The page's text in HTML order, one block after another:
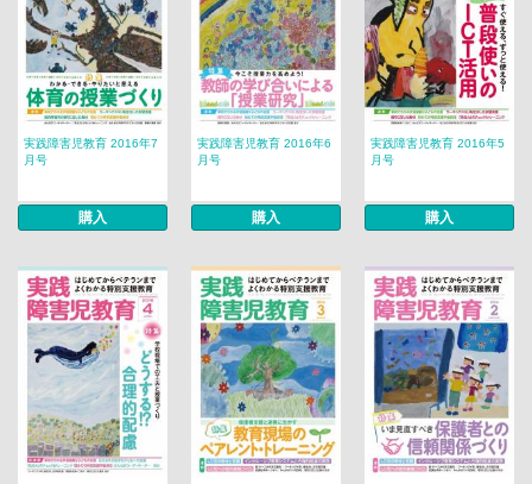
実践障害児教育 2016年7
月号
購入
実践障害児教育 2016年6
月号
購入
実践障害児教育 2016年5
月号
購入